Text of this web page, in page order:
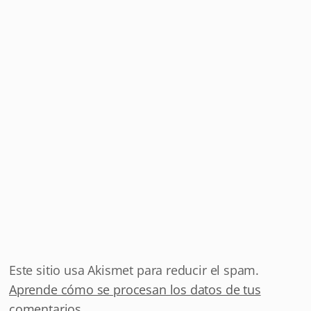
Este sitio usa Akismet para reducir el spam.
Aprende cómo se procesan los datos de tus